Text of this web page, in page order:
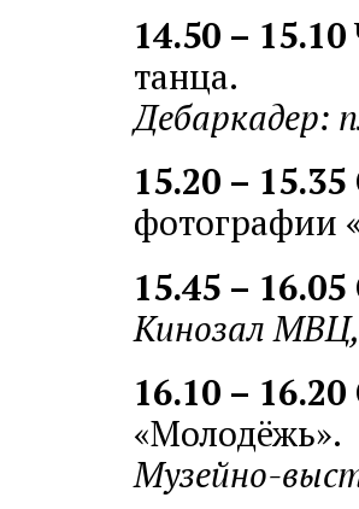
14.50 – 15.10
танца.
Дебаркадер:
15.20 – 15.35
фотографии
15.45 – 16.05
Кинозал МВЦ,
16.10 – 16.20
«Молодёжь».
Музейно-